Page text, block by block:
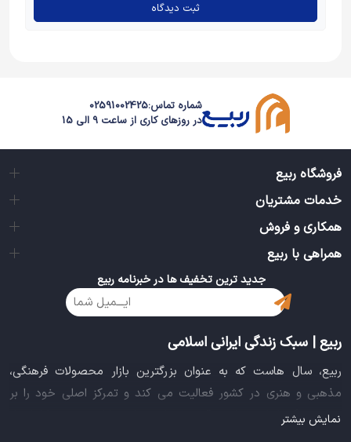
ثبت دیدگاه
شماره تماس:02591002425
در روزهای کاری از ساعت 9 الی 15
فروشگاه ربیع
خدمات مشتریان
همکاری و فروش
همراهی با ربیع
جدید ترین تخفیف ها در خبرنامه ربیع
ربیع | سبک زندگی ایرانی اسلامی
ربیع، سال هاست که به عنوان بزرگترین بازار محصولات فرهنگی،
مذهبی و هنری در کشور فعالیت می کند و تمرکز اصلی خود را بر
سبک زندگی ایرانی اسلامی قرار داده است. این بازار مجموعه کاملی از
نمایش بیشتر